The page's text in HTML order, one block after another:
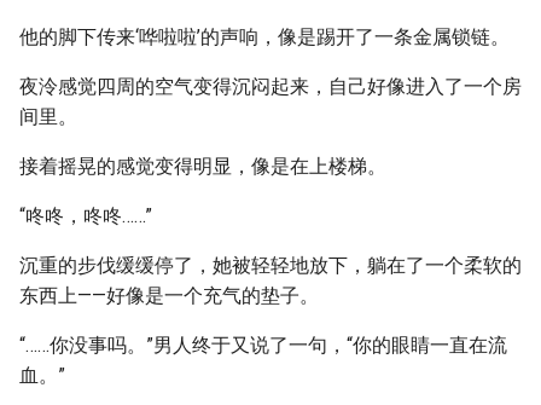
他的脚下传来‘哗啦啦’的声响，像是踢开了一条金属锁链。
夜泠感觉四周的空气变得沉闷起来，自己好像进入了一个房
间里。
接着摇晃的感觉变得明显，像是在上楼梯。
“咚咚，咚咚……”
沉重的步伐缓缓停了，她被轻轻地放下，躺在了一个柔软的
东西上——好像是一个充气的垫子。
“……你没事吗。”男人终于又说了一句，“你的眼睛一直在流
血。”